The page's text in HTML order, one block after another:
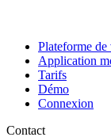
Plateforme
Application
Tarifs
Démo
Connexion
Contact